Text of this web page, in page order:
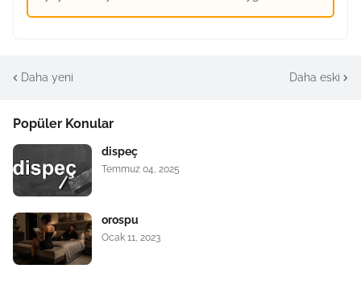
Daha yeni Daha eski
Popüler Konular
dispeç
Temmuz 04, 2025
orospu
Ocak 11, 2023